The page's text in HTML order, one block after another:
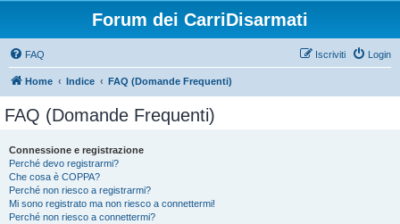
Forum dei CarriDisarmati
FAQ Login
Iscriviti
Home Indice FAQ (Domande Frequenti)
FAQ (Domande Frequenti)
Connessione e registrazione
Perché devo registrarmi?
Che cosa è COPPA?
Perché non riesco a registrarmi?
Mi sono registrato ma non riesco a connettermi!
Perché non riesco a connettermi?